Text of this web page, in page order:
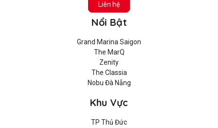
Liên hệ
Nổi Bật
Grand Marina Saigon
The MarQ
Zenity
The Classia
Nobu Đà Nẵng
Khu Vực
TP Thủ Đức